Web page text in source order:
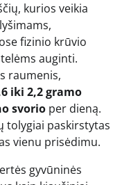
kurios veikia
fizinio krūvio
auginti.
raumenis,
iki 2,2 gramo
svorio per dieną.
tolygiai paskirstytas
vienu prisėdimu.
gyvūninės